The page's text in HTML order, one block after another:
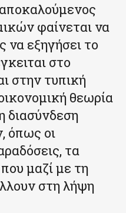
φαίνεται να
να εξηγήσει το
στο
στην τυπική
θεωρία
διασύνδεση
όπως οι
τα
μαζί με τη
στη λήψη